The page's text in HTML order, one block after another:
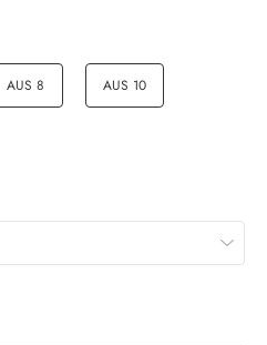
AUS 8 AUS 10